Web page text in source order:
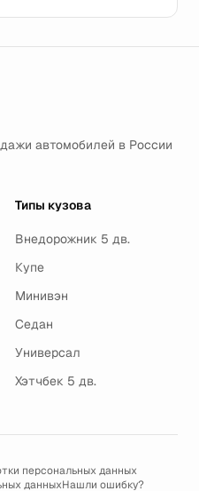
автомобилей в России
Типы кузова
Внедорожник 5 дв.
Купе
Минивэн
Седан
Универсал
Хэтчбек 5 дв.
персональных данных
данныхНашли ошибку?